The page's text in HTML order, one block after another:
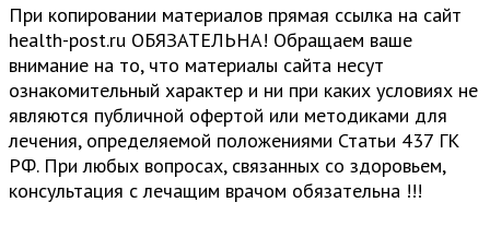
При копировании материалов прямая ссылка на сайт
health-post.ru ОБЯЗАТЕЛЬНА! Обращаем ваше
внимание на то, что материалы сайта несут
ознакомительный характер и ни при каких условиях не
являются публичной офертой или методиками для
лечения, определяемой положениями Статьи 437 ГК
РФ. При любых вопросах, связанных со здоровьем,
консультация с лечащим врачом обязательна !!!